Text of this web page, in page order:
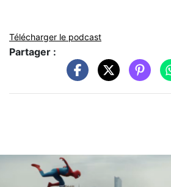
Télécharger le podcast
Partager :